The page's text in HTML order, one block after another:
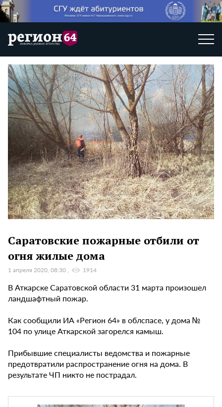
Саратовские пожарные отбили от
огня жилые дома
1 апреля 2020, 08:30 1914
В Аткарске Саратовской области 31 марта произошел
ландшафтный пожар.
Как сообщили ИА «Регион 64» в облспасе, у дома №
104 по улице Аткарской загорелся камыш.
Прибывшие специалисты ведомства и пожарные
предотвратили распространение огня на дома. В
результате ЧП никто не пострадал.